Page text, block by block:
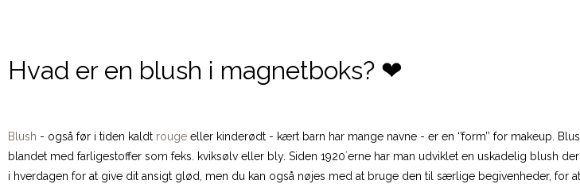
Hvad er en blush i magnetboks? ❤
Blush - også før i tiden kaldt rouge eller kinderødt - kært barn har mange navne - er en ‘’form’’ for makeup.
blandet med farligestoffer som feks. kviksølv eller bly. Siden 1920´erne har man udviklet en uskadelig blush
i hverdagen for at give dit ansigt glød, men du kan også nøjes med at bruge den til særlige begivenheder, for